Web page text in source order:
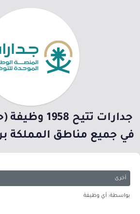
جدارات تتيح
في جميع مناطق المملكة براتب
أخرى
بواسطة: أي وظيفة